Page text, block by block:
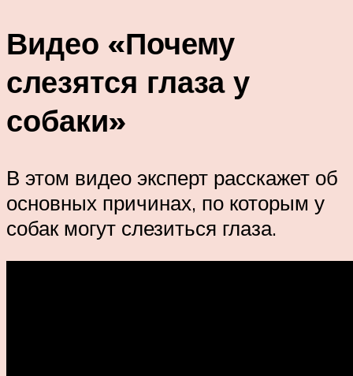
Видео «Почему
слезятся глаза у
собаки»
В этом видео эксперт расскажет об
основных причинах, по которым у
собак могут слезиться глаза.